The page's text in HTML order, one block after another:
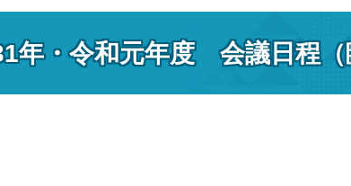
年・令和元年度 会議日程（